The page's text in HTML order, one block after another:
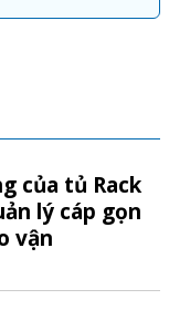
của tủ Rack
lý cáp gọn
vận